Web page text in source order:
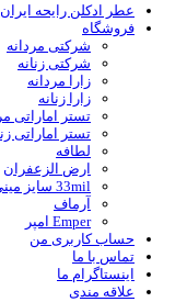
عطر ادکلن رایحه
فروشگاه
شرکتی مردانه
شرکتی زنانه
زارا مردانه
زارا زنانه
تستر اماراتی
تستر اماراتی
لطافه
ارض الزعفران
33mil سایز مینی
آرماف
Emper امپر
حساب کاربری من
تماس با ما
اینستاگرام ما
علاقه مندی